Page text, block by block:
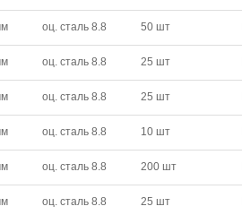
оц. сталь 8.8 50 шт
оц. сталь 8.8 25 шт
оц. сталь 8.8 25 шт
оц. сталь 8.8 10 шт
оц. сталь 8.8 200 шт
оц. сталь 8.8 25 шт